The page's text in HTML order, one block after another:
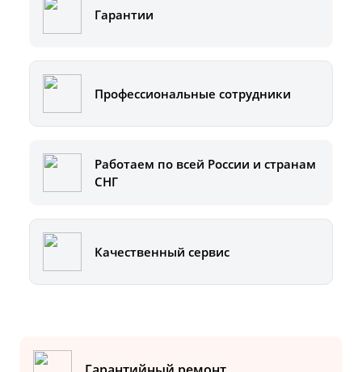
Гарантии
Профессиональные сотрудники
Работаем по всей России и странам
СНГ
Качественный сервис